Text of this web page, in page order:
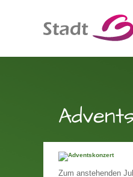
Zum anstehenden